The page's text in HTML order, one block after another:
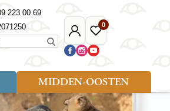
Mijn
Djoser
0
Favoriete
reizen
223 00 69
MIDDEN-OOSTEN
Landen